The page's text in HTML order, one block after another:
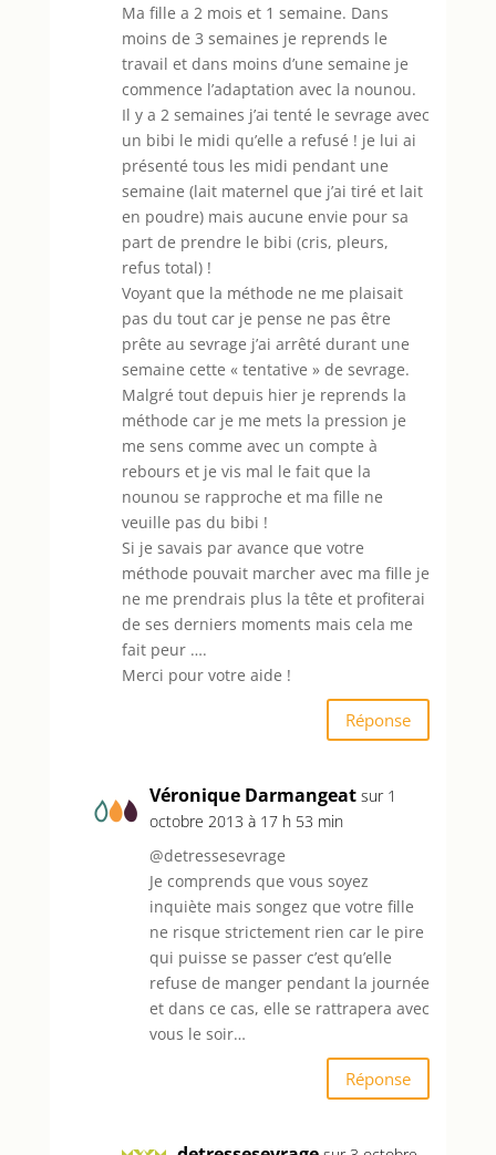
Ma fille a 2 mois et 1 semaine. Dans
moins de 3 semaines je reprends le
travail et dans moins d’une semaine je
commence l’adaptation avec la nounou.
Il y a 2 semaines j’ai tenté le sevrage avec
un bibi le midi qu’elle a refusé ! je lui ai
présenté tous les midi pendant une
semaine (lait maternel que j’ai tiré et lait
en poudre) mais aucune envie pour sa
part de prendre le bibi (cris, pleurs,
refus total) !
Voyant que la méthode ne me plaisait
pas du tout car je pense ne pas être
prête au sevrage j’ai arrêté durant une
semaine cette « tentative » de sevrage.
Malgré tout depuis hier je reprends la
méthode car je me mets la pression je
me sens comme avec un compte à
rebours et je vis mal le fait que la
nounou se rapproche et ma fille ne
veuille pas du bibi !
Si je savais par avance que votre
méthode pouvait marcher avec ma fille je
ne me prendrais plus la tête et profiterai
de ses derniers moments mais cela me
fait peur ….
Merci pour votre aide !
Réponse
Véronique Darmangeat sur 1
octobre 2013 à 17 h 53 min
@detressesevrage
Je comprends que vous soyez
inquiète mais songez que votre fille
ne risque strictement rien car le pire
qui puisse se passer c’est qu’elle
refuse de manger pendant la journée
et dans ce cas, elle se rattrapera avec
vous le soir…
Réponse